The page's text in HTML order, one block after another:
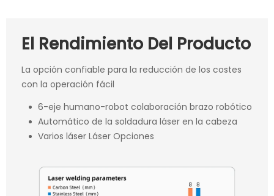
El Rendimiento Del Producto
La opción confiable para la reducción de los costes
con la operación fácil
6-eje humano-robot colaboración brazo robótico
Automático de la soldadura láser en la cabeza
Varios láser Láser Opciones